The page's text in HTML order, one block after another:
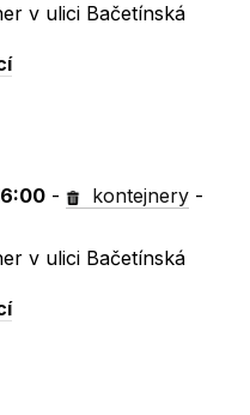
v ulici Bačetínská
- kontejnery -
v ulici Bačetínská